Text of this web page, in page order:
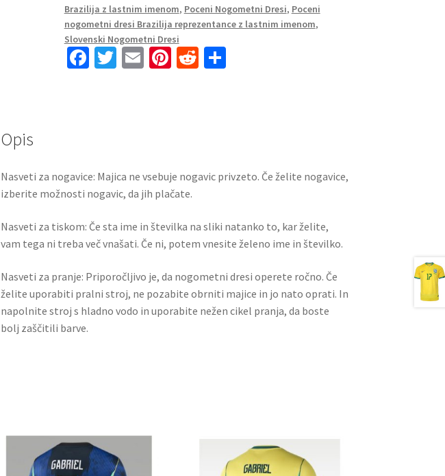
15
količina
Brazilija z lastnim imenom, Poceni Nogometni Dresi, Poceni
nogometni dresi Brazilija reprezentance z lastnim imenom,
Slovenski Nogometni Dresi
Fa
k
T E Pi R S
Opis
Nasveti za nogavice: Majica ne vsebuje nogavic privzeto. Če želite nogavice,
izberite možnosti nogavic, da jih plačate.
Nasveti za tiskom: Če sta ime in številka na sliki natanko to, kar želite,
vam tega ni treba več vnašati. Če ni, potem vnesite želeno ime in številko.
Nasveti za pranje: Priporočljivo je, da nogometni dresi operete ročno. Če
želite uporabiti pralni stroj, ne pozabite obrniti majice in jo nato oprati. In
napolnite stroj s hladno vodo in uporabite nežen cikel pranja, da boste
bolj zaščitili barve.